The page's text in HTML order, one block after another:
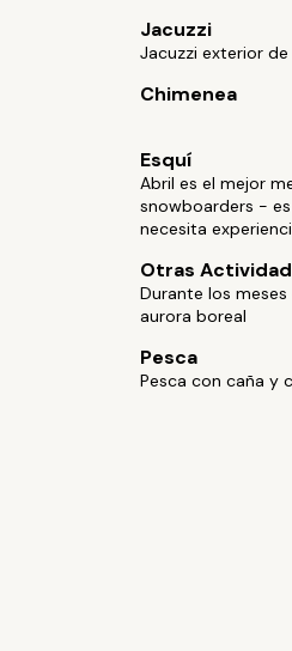
Jacuzzi
Jacuzzi exterior
Chimenea
Esquí
Abril es el mejor
snowboarders -
necesita
Otras
Durante los
aurora boreal
Pesca
Pesca con caña y